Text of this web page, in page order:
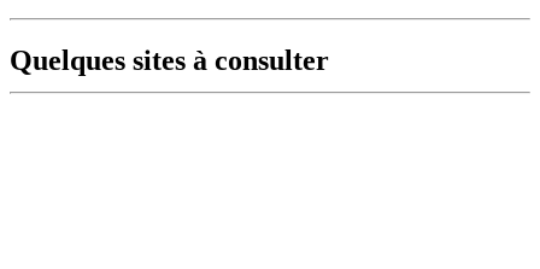
Quelques sites à consulter